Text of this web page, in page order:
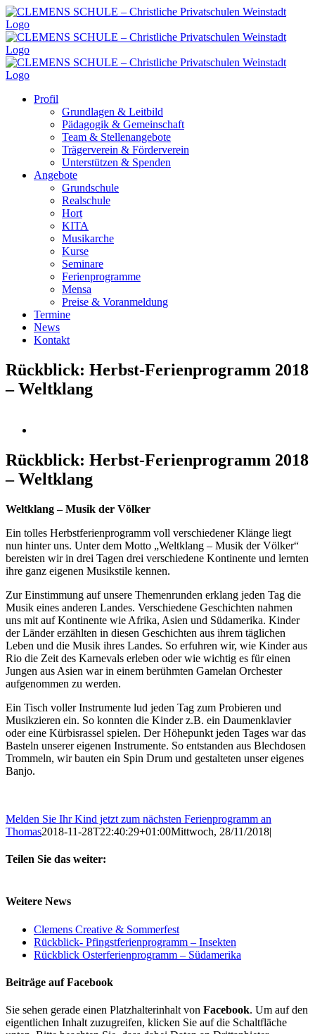
Zum
Inhalt
springen
Profil
Grundlagen & Leitbild
Pädagogik & Gemeinschaft
Team & Stellenangebote
Trägerverein & Förderverein
Unterstützen & Spenden
Angebote
Grundschule
Realschule
Hort
KITA
Musikarche
Kurse
Seminare
Ferienprogramme
Mensa
Preise & Voranmeldung
Termine
News
Kontakt
Rückblick: Herbst-Ferienprogramm 2018
– Weltklang
Rückblick: Herbst-Ferienprogramm 2018
– Weltklang
Weltklang – Musik der Völker
Ein tolles Herbstferienprogramm voll verschiedener Klänge liegt
nun hinter uns. Unter dem Motto „Weltklang – Musik der Völker“
bereisten wir in drei Tagen drei verschiedene Kontinente und lernten
ihre ganz eigenen Musikstile kennen.
Zur Einstimmung auf unsere Themenrunden erklang jeden Tag die
Musik eines anderen Landes. Verschiedene Geschichten nahmen
uns mit auf Kontinente wie Afrika, Asien und Südamerika. Kinder
der Länder erzählten in diesen Geschichten aus ihrem täglichen
Leben und die Musik ihres Landes. So erfuhren wir, wie Kinder aus
Rio die Zeit des Karnevals erleben oder wie wichtig es für einen
Jungen aus Asien war in einem berühmten Gamelan Orchester
aufgenommen zu werden.
Ein Tisch voller Instrumente lud jeden Tag zum Probieren und
Musikzieren ein. So konnten die Kinder z.B. ein Daumenklavier
oder eine Kürbisrassel spielen. Der Höhepunkt jeden Tages war das
Basteln unserer eigenen Instrumente. So entstanden aus Blechdosen
Trommeln, wir bauten ein Spin Drum und gestalteten unser eigenes
Banjo.
Melden Sie Ihr Kind jetzt zum nächsten Ferienprogramm an
Thomas2018-11-28T22:40:29+01:00Mittwoch, 28/11/2018|
Teilen Sie das weiter:
Mail
Weitere News
Clemens Creative & Sommerfest
Rückblick- Pfingstferienprogramm – Insekten
Rückblick Osterferienprogramm – Südamerika
Beiträge auf Facebook
Sie sehen gerade einen Platzhalterinhalt von Facebook. Um auf den
eigentlichen Inhalt zuzugreifen, klicken Sie auf die Schaltfläche